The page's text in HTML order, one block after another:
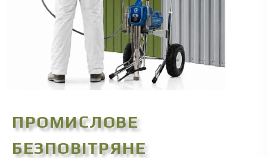
ПРОМИСЛОВЕ
БЕЗПОВІТРЯНЕ